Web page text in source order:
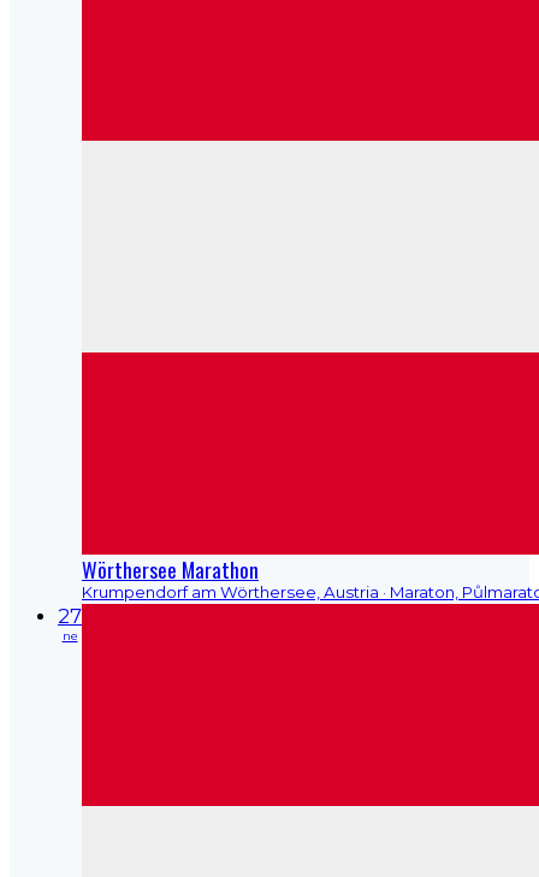
Wörthersee Marathon
Krumpendorf am Wörthersee, Austria · Maraton,
27
ne